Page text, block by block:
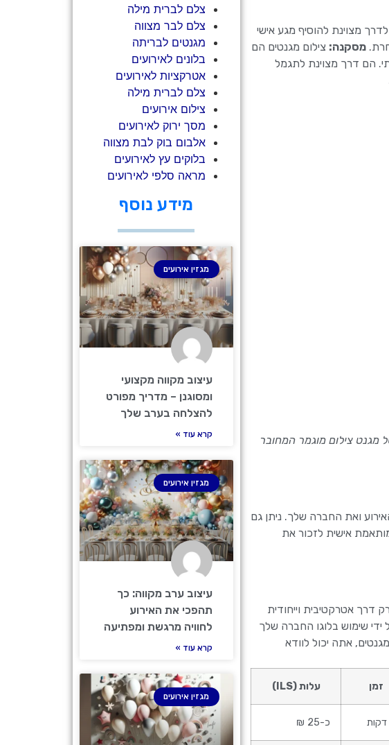
מצוינת להוסיף מגע אישי
מסקנה: צילום מגנטים הם
הם דרך מצוינת לתגמל
מגנט צילום מוגמר המחובר
ואת החברה שלך. ניתן גם
אישית לזכור את
דרך אטרקטיבית וייחודית
שימוש בלוגו החברה שלך
אתה יכול לוודא
זמן עלות (ILS)
כ-25 ₪
צלם לברית מילה
צלם לבר מצווה
מגנטים לבריתה
בלונים לאירועים
אטרקציות לאירועים
צלם לברית מילה
צילום אירועים
מסך ירוק לאירועים
אלבום בוק לבת מצווה
בלוקים עץ לאירועים
מראה סלפי לאירועים
מידע נוסף
מגזין אירועים
עיצוב מקווה מקצועי
ומסוגנן – מדריך מפורט
להצלחה בערב שלך
קרא עוד »
מגזין אירועים
עיצוב ערב מקווה: כך
תהפכי את האירוע
לחוויה מרגשת ומפתיעה
קרא עוד »
מגזין אירועים